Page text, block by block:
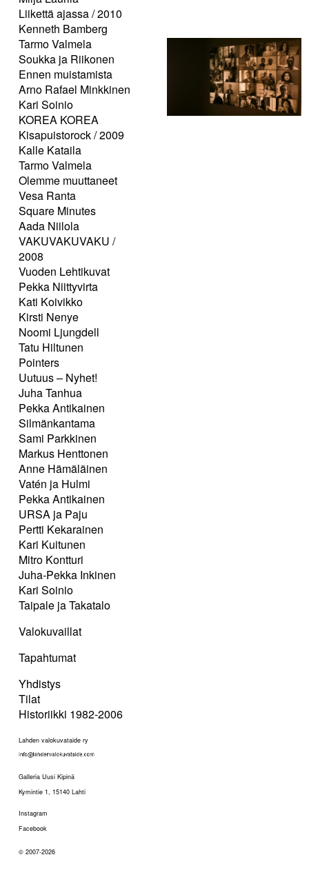
Liikettä ajassa / 2010
Kenneth Bamberg
Tarmo Valmela
Soukka ja Riikonen
Ennen muistamista
Arno Rafael Minkkinen
Kari Soinio
KOREA KOREA
Kisapuistorock / 2009
Kalle Kataila
Tarmo Valmela
Olemme muuttaneet
Vesa Ranta
Square Minutes
Aada Niilola
VAKUVAKUVAKU /
2008
Vuoden Lehtikuvat
Pekka Niittyvirta
Kati Koivikko
Kirsti Nenye
Noomi Ljungdell
Tatu Hiltunen
Pointers
Uutuus – Nyhet!
Juha Tanhua
Pekka Antikainen
Silmänkantama
Sami Parkkinen
Markus Henttonen
Anne Hämäläinen
Vatén ja Hulmi
Pekka Antikainen
URSA ja Paju
Pertti Kekarainen
Kari Kuitunen
Mitro Kontturi
Juha-Pekka Inkinen
Kari Soinio
Taipale ja Takatalo
Valokuvaillat
Tapahtumat
Yhdistys
Tilat
Historiikki 1982-2006
Lahden valokuvataide ry
Galleria Uusi Kipinä
Kymintie 1, 15140 Lahti
Instagram
Facebook
© 2007-2026